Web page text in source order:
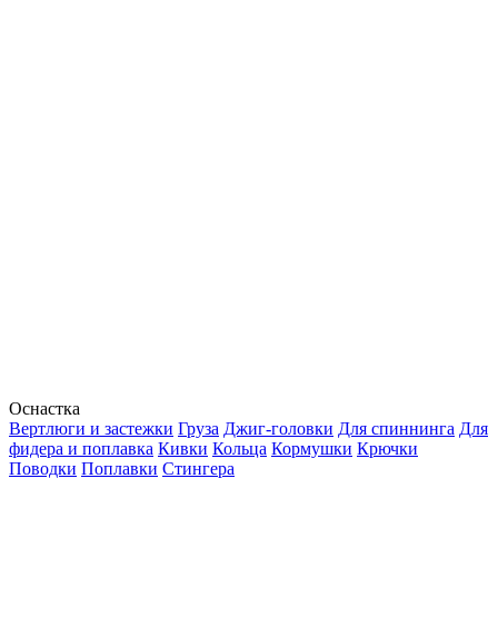
Оснастка
Вертлюги и застежки Груза Джиг-головки Для спиннинга Для
фидера и поплавка Кивки Кольца Кормушки Крючки
Поводки Поплавки Стингера